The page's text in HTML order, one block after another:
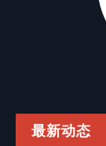
最新动态